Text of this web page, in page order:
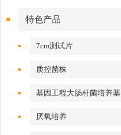
特色产品
7cm测试片
质控菌株
基因工程大肠杆菌培养基
厌氧培养